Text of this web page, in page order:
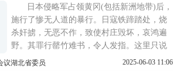
落一枚炸弹，未炸;城南郊外落6枚炸弹;马路
街一电线杆被炸毁，幸已停电
日本侵略军占领黄冈(包括新洲地带)后，
施行了惨无人道的暴行。日寇铁蹄踏处，烧
杀奸掳，无恶不作，致使村庄毁坏，哀鸿遍
野。其罪行罄竹难书，令人发指。这里只说
三个方面的罪行。一、狂轰滥炸1938年9月，
议湖北省委员
2025-06-03 11:06